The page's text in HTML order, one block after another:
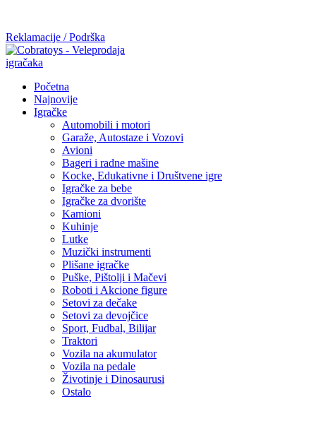
Reklamacije / Podrška
Početna
Najnovije
Igračke
Automobili i motori
Garaže, Autostaze i Vozovi
Avioni
Bageri i radne mašine
Kocke, Edukativne i Društvene igre
Igračke za bebe
Igračke za dvorište
Kamioni
Kuhinje
Lutke
Muzički instrumenti
Plišane igračke
Puške, Pištolji i Mačevi
Roboti i Akcione figure
Setovi za dečake
Setovi za devojčice
Sport, Fudbal, Bilijar
Traktori
Vozila na akumulator
Vozila na pedale
Životinje i Dinosaurusi
Ostalo